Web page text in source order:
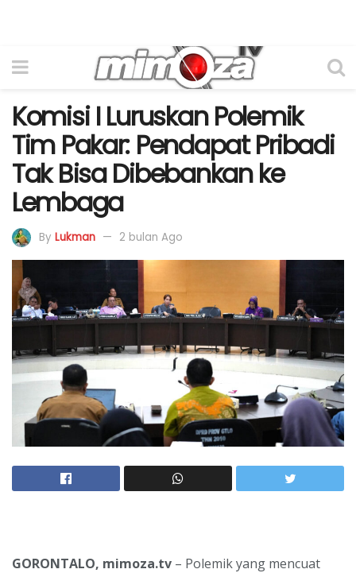
Komisi I Luruskan Polemik
Tim Pakar: Pendapat Pribadi
Tak Bisa Dibebankan ke
Lembaga
By Lukman 2 bulan Ago
GORONTALO, mimoza.tv – Polemik yang mencuat